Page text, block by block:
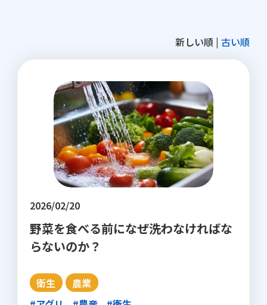
新しい順 |古い順
2026/02/20
野菜を食べる前になぜ洗わなければな
らないのか？
衛生
農業